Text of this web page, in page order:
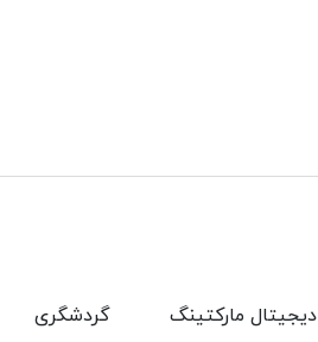
گردشگری دیجیتال مارکتینگ